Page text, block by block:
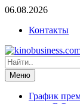
06.08.2026
Контакты
Меню
График